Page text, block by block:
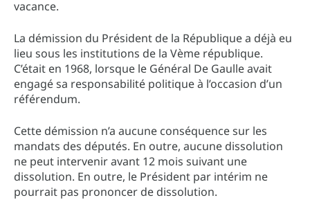
vacance.
La démission du Président de la République a déjà eu
lieu sous les institutions de la Vème république.
C’était en 1968, lorsque le Général De Gaulle avait
engagé sa responsabilité politique à l’occasion d’un
référendum.
Cette démission n’a aucune conséquence sur les
mandats des députés. En outre, aucune dissolution
ne peut intervenir avant 12 mois suivant une
dissolution. En outre, le Président par intérim ne
pourrait pas prononcer de dissolution.